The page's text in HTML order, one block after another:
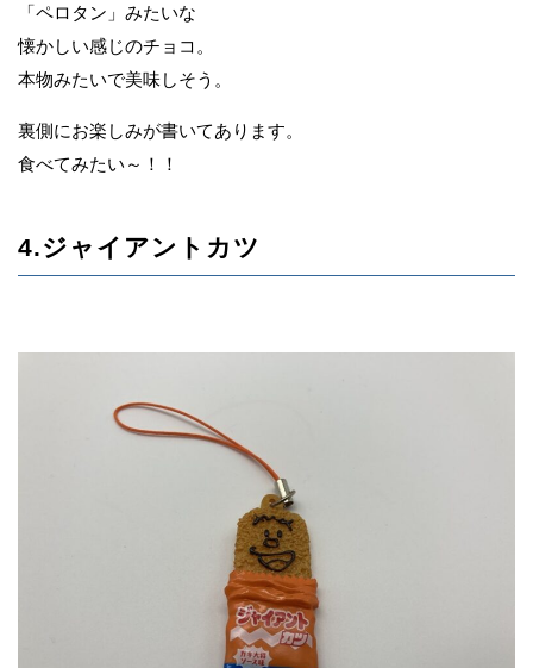
「ペロタン」みたいな
懐かしい感じのチョコ。
本物みたいで美味しそう。
裏側にお楽しみが書いてあります。
食べてみたい～！！
4.ジャイアントカツ